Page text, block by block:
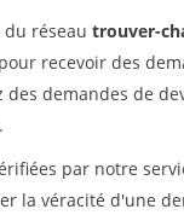
réseau trouver-
recevoir des
des demandes de
par notre
la véracité d'une